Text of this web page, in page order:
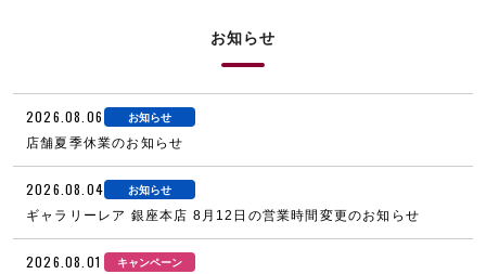
お知らせ
2026.08.06 お知らせ
店舗夏季休業のお知らせ
2026.08.04 お知らせ
ギャラリーレア 銀座本店 8月12日の営業時間変更のお知らせ
2026.08.01 キャンペーン